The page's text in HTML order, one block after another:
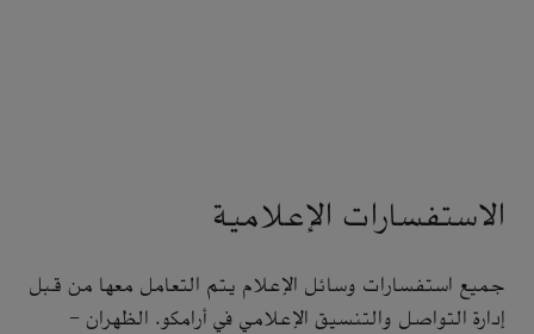
الاستفسارات الإعلامية
جميع استفسارات وسائل الإعلام يتم التعامل معها من قبل
إدارة التواصل والتنسيق الإعلامي في أرامكو. الظهران -